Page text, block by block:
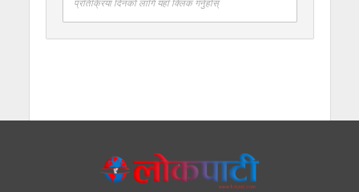
प्रतिक्रिया दिनको लागि यहाँ क्लिक गर्नुहोस्